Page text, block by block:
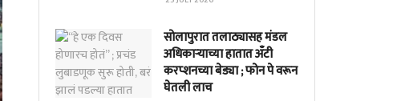
सोलापुरात तलाठ्यासह मंडल
अधिकाऱ्याच्या हातात अँटी
करप्शनच्या बेड्या ; फोन पे वरून
घेतली लाच